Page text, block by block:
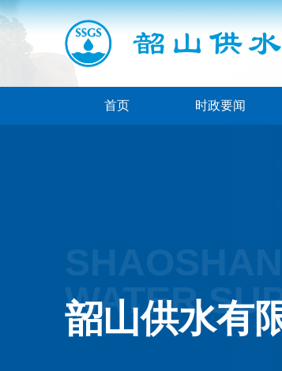
首页 时政要闻
WATER
韶山供水有